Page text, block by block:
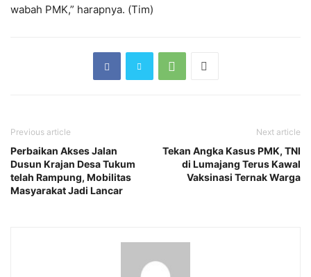
wabah PMK,” harapnya. (Tim)
Previous article
Perbaikan Akses Jalan
Dusun Krajan Desa Tukum
telah Rampung, Mobilitas
Masyarakat Jadi Lancar
Next article
Tekan Angka Kasus PMK, TNI
di Lumajang Terus Kawal
Vaksinasi Ternak Warga